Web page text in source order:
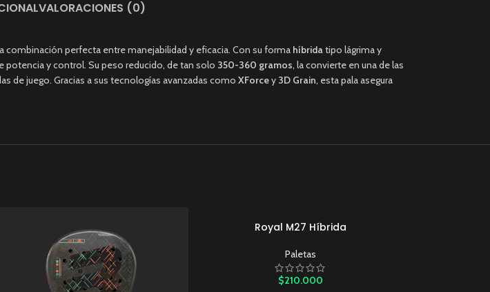
VALORACIONES (0)
combinación perfecta entre manejabilidad y eficacia. Con su forma híbridatipo lágrima y
potencia y control. Su peso reducido, de tan solo 350-360 gramos, la convierte en una de las
de juego. Gracias a sus tecnologías avanzadas como XForcey 3D Grain, esta pala asegura
AÑADIR AL CARRITORoyal M27 Híbrida
Paletas
$210.000